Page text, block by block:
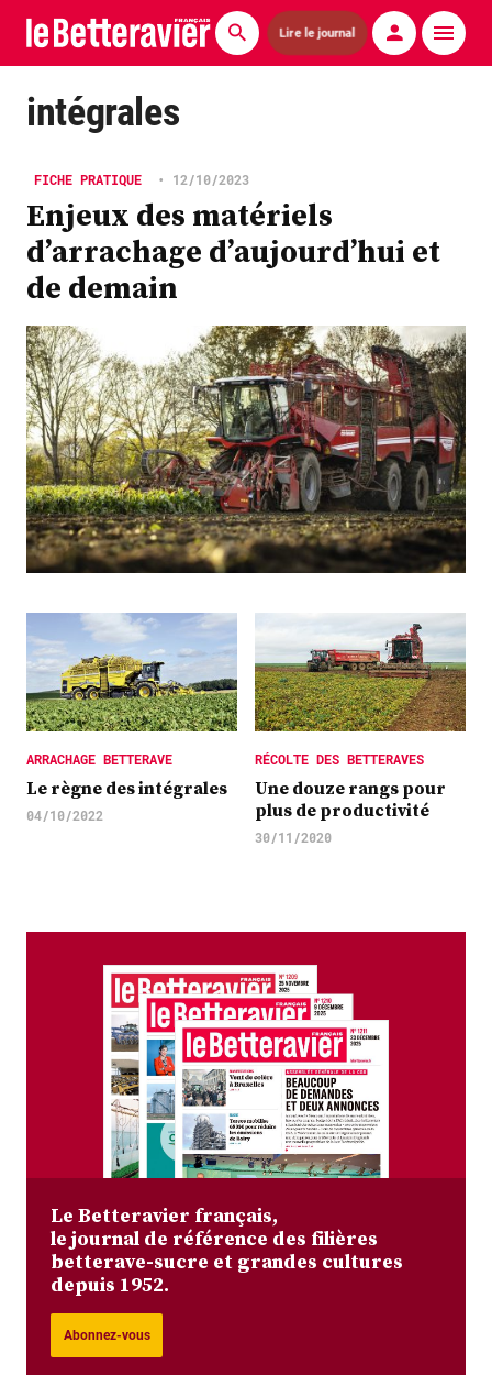
Lire le journal
Actualités
Agronomie
Matériels
La technique ITB
Pommes de terre
Guides pratiques
Chasse
Plus
intégrales
FICHE PRATIQUE • 12/10/2023
Enjeux des matériels
d’arrachage d’aujourd’hui et
de demain
ARRACHAGE BETTERAVE
Le règne des intégrales
04/10/2022
RÉCOLTE DES BETTERAVES
Une douze rangs pour
plus de productivité
30/11/2020
Le Betteravier français,
le journal de référence des filières
betterave-sucre et grandes cultures
depuis 1952.
Abonnez-vous